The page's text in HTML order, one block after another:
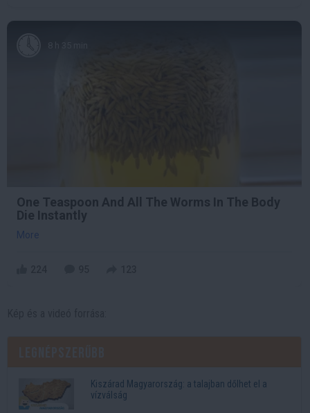
One Teaspoon And All The Worms In The Body
Die Instantly
More
Kiszárad Magyarország: a talajban dőlhet el a
vízválság